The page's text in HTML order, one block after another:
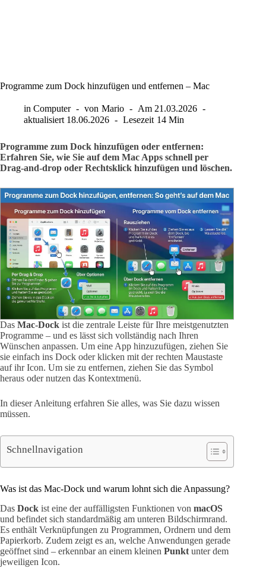
Programme zum Dock hinzufügen und entfernen – Mac
in Computer von Mario Am 21.03.2026
aktualisiert 18.06.2026 Lesezeit 14 Min
Programme zum Dock hinzufügen oder entfernen:
Erfahren Sie, wie Sie auf dem Mac Apps schnell per
Drag-and-drop oder Rechtsklick hinzufügen und löschen.
Das Mac-Dock ist die zentrale Leiste für Ihre meistgenutzten
Programme – und es lässt sich vollständig nach Ihren
Wünschen anpassen. Um eine App hinzuzufügen, ziehen Sie
sie einfach ins Dock oder klicken mit der rechten Maustaste
auf ihr Icon. Um sie zu entfernen, ziehen Sie das Symbol
heraus oder nutzen das Kontextmenü.
In dieser Anleitung erfahren Sie alles, was Sie dazu wissen
müssen.
Schnellnavigation
Was ist das Mac-Dock und warum lohnt sich die Anpassung?
Das Dock ist eine der auffälligsten Funktionen von macOS
und befindet sich standardmäßig am unteren Bildschirmrand.
Es enthält Verknüpfungen zu Programmen, Ordnern und dem
Papierkorb. Zudem zeigt es an, welche Anwendungen gerade
geöffnet sind – erkennbar an einem kleinen Punkt unter dem
jeweiligen Icon.